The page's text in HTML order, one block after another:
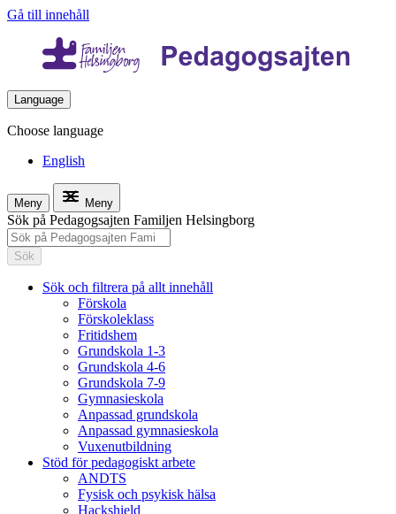
Gå till innehåll
Language
Choose language
English
Meny Meny
Sök på Pedagogsajten Familjen Helsingborg
Sök
Sök och filtrera på allt innehåll
Förskola
Förskoleklass
Fritidshem
Grundskola 1-3
Grundskola 4-6
Grundskola 7-9
Gymnasieskola
Anpassad grundskola
Anpassad gymnasieskola
Vuxenutbildning
Stöd för pedagogiskt arbete
ANDTS
Fysisk och psykisk hälsa
Hackshield